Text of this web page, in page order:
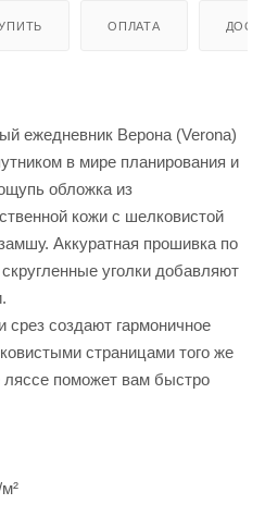
ОПЛАТА
ежедневник Верона (Verona)
в мире планирования и
обложка из
кожи с шелковистой
Аккуратная прошивка по
уголки добавляют
создают гармоничное
страницами того же
ляссе поможет вам быстро